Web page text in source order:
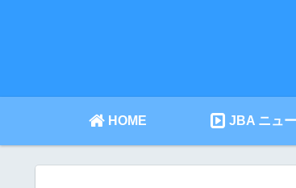
HOME JBA ニュ